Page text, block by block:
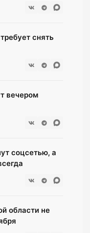
снять
вечером
соцсетью, а
области не